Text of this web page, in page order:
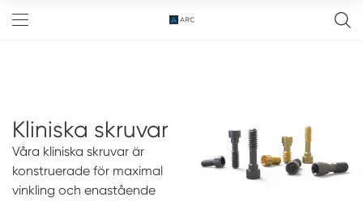
FreeD™ Abutment
Distanser
Implantatbroar
Kliniska skruvar
Våra kliniska skruvar är
konstruerade för maximal
vinkling och enastående